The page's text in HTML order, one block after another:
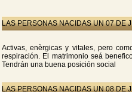
LAS PERSONAS NACIDAS UN 07 DE
Activas, enèrgicas y vitales, pero
respiración. El matrimonio seá
Tendrán una buena posición social
LAS PERSONAS NACIDAS UN 08 DE